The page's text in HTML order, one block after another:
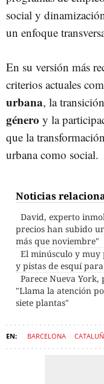
social y
un enfoque
En su versión más
criterios actuales
urbana, la
género y la
que la
urbana como social.
Noticias
David, experto
precios han subido
más que noviembre"
El minúsculo y muy
y pistas de esquí
Parece Nueva
"Llama la atención
siete plantas"
BARCELONA